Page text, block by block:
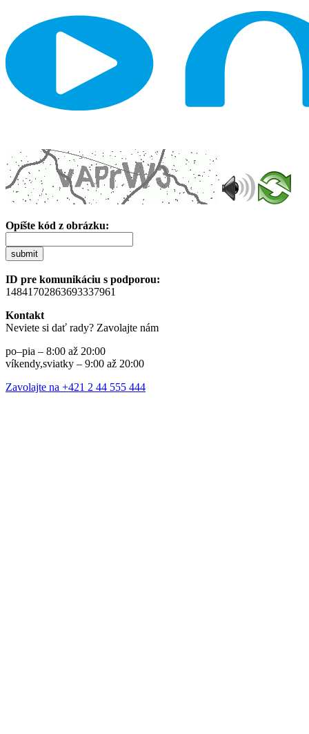
Opíšte kód z obrázku:
submit
ID pre komunikáciu s podporou:
14841702863693337961
Kontakt
Neviete si dať rady? Zavolajte nám
po–pia – 8:00 až 20:00
víkendy,sviatky – 9:00 až 20:00
Zavolajte na +421 2 44 555 444